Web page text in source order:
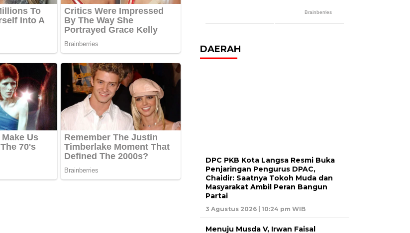
DAERAH
DPC PKB Kota Langsa Resmi Buka
Penjaringan Pengurus DPAC,
Chaidir: Saatnya Tokoh Muda dan
Masyarakat Ambil Peran Bangun
Partai
3 Agustus 2026 | 10:24 pm WIB
Menuju Musda V, Irwan Faisal